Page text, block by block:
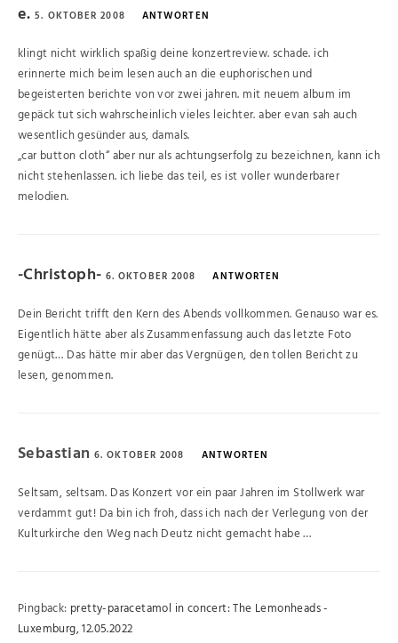
e. 5. OKTOBER 2008 ANTWORTEN
klingt nicht wirklich spaßig deine konzertreview. schade. ich
erinnerte mich beim lesen auch an die euphorischen und
begeisterten berichte von vor zwei jahren. mit neuem album im
gepäck tut sich wahrscheinlich vieles leichter. aber evan sah auch
wesentlich gesünder aus, damals.
„car button cloth“ aber nur als achtungserfolg zu bezeichnen, kann ich
nicht stehenlassen. ich liebe das teil, es ist voller wunderbarer
melodien.
-Christoph- 6. OKTOBER 2008 ANTWORTEN
Dein Bericht trifft den Kern des Abends vollkommen. Genauso war es.
Eigentlich hätte aber als Zusammenfassung auch das letzte Foto
genügt… Das hätte mir aber das Vergnügen, den tollen Bericht zu
lesen, genommen.
Sebastian 6. OKTOBER 2008 ANTWORTEN
Seltsam, seltsam. Das Konzert vor ein paar Jahren im Stollwerk war
verdammt gut! Da bin ich froh, dass ich nach der Verlegung von der
Kulturkirche den Weg nach Deutz nicht gemacht habe …
Pingback: pretty-paracetamol in concert: The Lemonheads -
Luxemburg, 12.05.2022